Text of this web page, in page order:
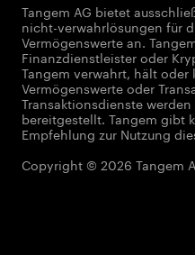
Tangem AG bietet
nicht-verwahrlösungen für
Vermögenswerte an.
Finanzdienstleister oder
Tangem verwahrt, hält
Vermögenswerte oder
Transaktionsdienste
bereitgestellt. Tangem gibt
Empfehlung zur Nutzung